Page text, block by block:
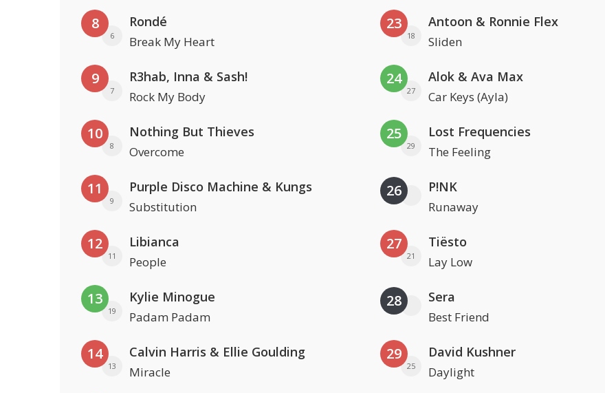
8
6
Rondé
Break My Heart
9
7
R3hab, Inna & Sash!
Rock My Body
10
8
Nothing But Thieves
Overcome
11
9
Purple Disco Machine & Kungs
Substitution
12
11
Libianca
People
13
19
Kylie Minogue
Padam Padam
14
13
Calvin Harris & Ellie Goulding
Miracle
23
18
Antoon & Ronnie Flex
Sliden
24
27
Alok & Ava Max
Car Keys (Ayla)
25
29
Lost Frequencies
The Feeling
26 P!NK
Runaway
27
21
Tiësto
Lay Low
28 Sera
Best Friend
29
25
David Kushner
Daylight